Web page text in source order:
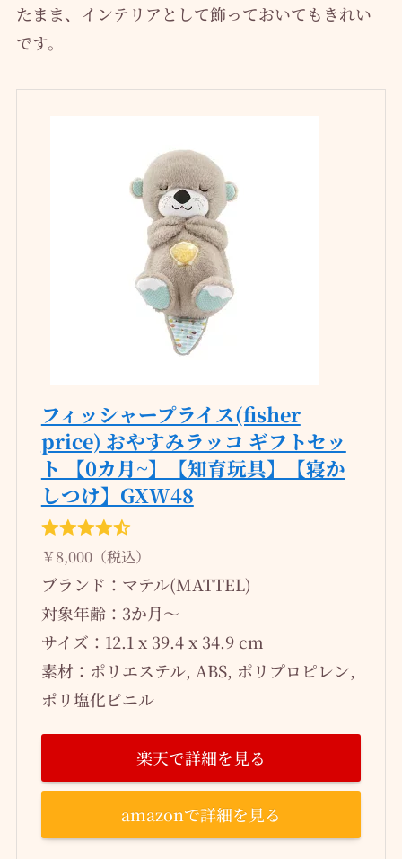
たまま、インテリアとして飾っておいてもきれい
です。
フィッシャープライス(fisher
price) おやすみラッコ ギフトセッ
ト 【0カ月~】【知育玩具】【寝か
しつけ】GXW48
￥8,000（税込）
ブランド：マテル(MATTEL)
対象年齢：3か月～
サイズ：12.1 x 39.4 x 34.9 cm
素材：ポリエステル, ABS, ポリプロピレン,
ポリ塩化ビニル
楽天で詳細を見る
amazonで詳細を見る